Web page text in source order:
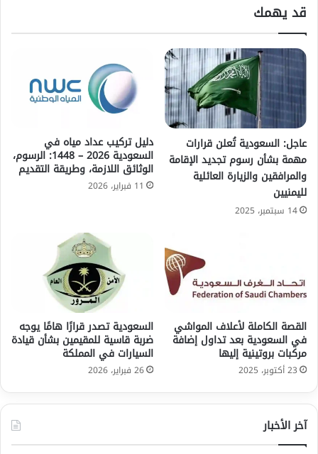
قد يهمك
عاجل: السعودية تُعلن قرارات
مهمة بشأن رسوم تجديد الإقامة
والمرافقين والزيارة العائلية
لليمنيين
14 سبتمبر، 2025
دليل تركيب عداد مياه في
السعودية 2026 – 1448: الرسوم،
الوثائق اللازمة، وطريقة التقديم
11 فبراير، 2026
القصة الكاملة لأعلاف المواشي
في السعودية بعد تداول إضافة
مركبات بروتينية إليها
23 أكتوبر، 2025
السعودية تصدر قرارًا هامًا يوجه
ضربة قاسية للمقيمين بشأن قيادة
السيارات في المملكة
26 فبراير، 2026
آخر الأخبار